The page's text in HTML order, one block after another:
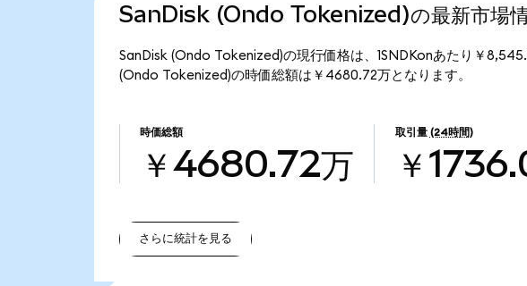
SanDisk (Ondo Tokenized)の最新市場
SanDisk (Ondo Tokenized)の現行価格は、1SNDKonあたり￥
(Ondo Tokenized)の時価総額は￥4680.72万となります。
時価総額
￥4680.72万
取引量 (24時間)
￥
さらに統計を見る